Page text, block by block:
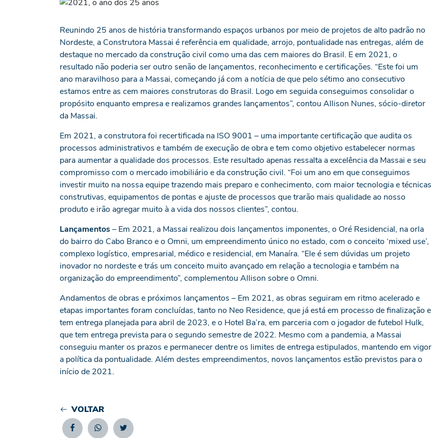
Reunindo 25 anos de história transformando espaços urbanos por meio de projetos de alto padrão no
Nordeste, a Construtora Massai é referência em qualidade, arrojo, pontualidade nas entregas, além de
destaque no mercado da construção civil como uma das cem maiores do Brasil. E em 2021, o
resultado não poderia ser outro senão de lançamentos, reconhecimento e certificações. “Este foi um
ano maravilhoso para a Massai, começando já com a notícia de que pelo sétimo ano consecutivo
estamos entre as cem maiores construtoras do Brasil. Logo em seguida conseguimos consolidar o
propósito enquanto empresa e realizamos grandes lançamentos”, contou Allison Nunes, sócio-diretor
da Massai.
Em 2021, a construtora foi recertificada na ISO 9001 – uma importante certificação que audita os
processos administrativos e também de execução de obra e tem como objetivo estabelecer normas
para aumentar a qualidade dos processos. Este resultado apenas ressalta a excelência da Massai e seu
compromisso com o mercado imobiliário e da construção civil. “Foi um ano em que conseguimos
investir muito na nossa equipe trazendo mais preparo e conhecimento, com maior tecnologia e técnicas
construtivas, equipamentos de pontas e ajuste de processos que trarão mais qualidade ao nosso
produto e irão agregar muito à a vida dos nossos clientes”, contou.
Lançamentos– Em 2021, a Massai realizou dois lançamentos imponentes, o Oré Residencial, na orla
do bairro do Cabo Branco e o Omni, um empreendimento único no estado, com o conceito ‘mixed use’,
complexo logístico, empresarial, médico e residencial, em Manaíra. “Ele é sem dúvidas um projeto
inovador no nordeste e trás um conceito muito avançado em relação a tecnologia e também na
organização do empreendimento”, complementou Allison sobre o Omni.
Andamentos de obras e próximos lançamentos – Em 2021, as obras seguiram em ritmo acelerado e
etapas importantes foram concluídas, tanto no Neo Residence, que já está em processo de finalização e
tem entrega planejada para abril de 2023, e o Hotel Ba’ra, em parceria com o jogador de futebol Hulk,
que tem entrega prevista para o segundo semestre de 2022. Mesmo com a pandemia, a Massai
conseguiu manter os prazos e permanecer dentre os limites de entrega estipulados, mantendo em vigor
a política da pontualidade. Além destes empreendimentos, novos lançamentos estão previstos para o
início de 2021.
VOLTAR
FacebookWhatsappTwitter